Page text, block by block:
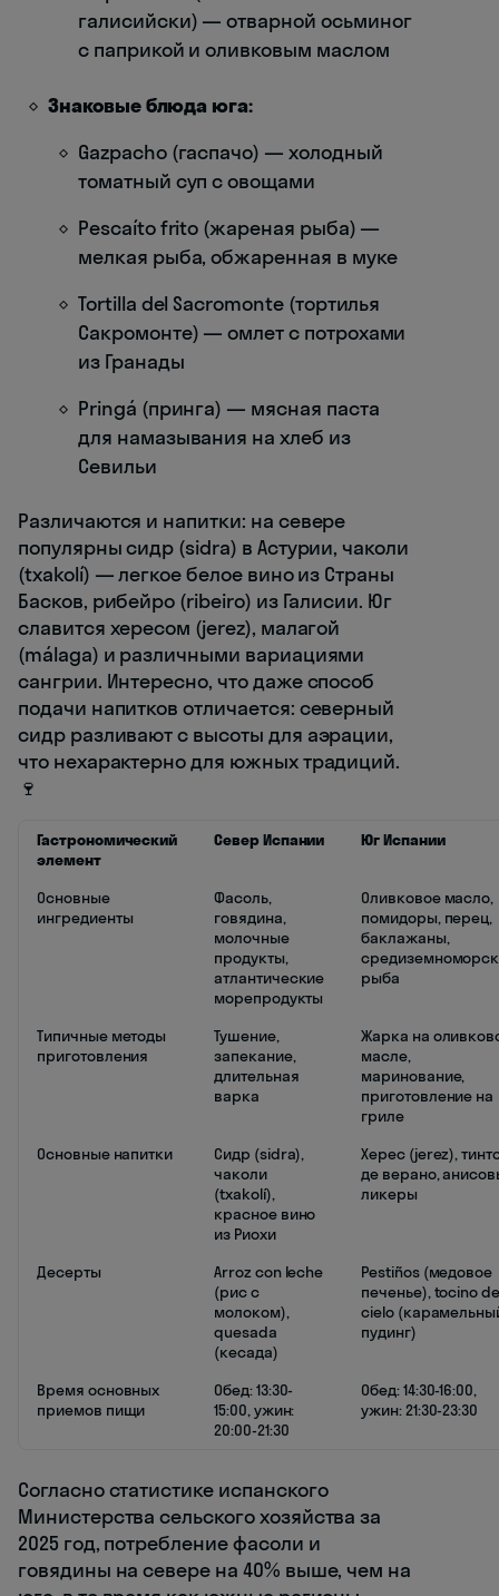
галисийски) — отварной осьминог
с паприкой и оливковым маслом
Знаковые блюда юга:
Gazpacho (гаспачо) — холодный
томатный суп с овощами
Pescaíto frito (жареная рыба) —
мелкая рыба, обжаренная в муке
Tortilla del Sacromonte (тортилья
Сакромонте) — омлет с потрохами
из Гранады
Pringá (принга) — мясная паста
для намазывания на хлеб из
Севильи
Различаются и напитки: на севере
популярны сидр (sidra) в Астурии, чаколи
(txakolí) — легкое белое вино из Страны
Басков, рибейро (ribeiro) из Галисии. Юг
славится хересом (jerez), малагой
(málaga) и различными вариациями
сангрии. Интересно, что даже способ
подачи напитков отличается: северный
сидр разливают с высоты для аэрации,
что нехарактерно для южных традиций.
🍷
Гастрономический
элемент
Север Испании Юг Испании
Основные
ингредиенты
Фасоль,
говядина,
молочные
продукты,
атлантические
морепродукты
Оливковое масло,
помидоры, перец,
баклажаны,
рыба
Типичные методы
приготовления
Тушение,
запекание,
длительная
варка
Жарка на
масле,
маринование,
приготовление на
гриле
Основные напитки
Сидр (sidra),
чаколи
(txakolí),
красное вино
из Риохи
Херес (jerez),
де верано,
ликеры
Десерты
Arroz con leche
(рис с
молоком),
quesada
(кесада)
Pestiños (медовое
печенье), tocino
cielo
пудинг)
Время основных
приемов пищи
Обед: 13:30-
15:00, ужин:
20:00-21:30
Обед: 14:30-16:00,
ужин: 21:30-23:30
Согласно статистике испанского
Министерства сельского хозяйства за
2025 год, потребление фасоли и
говядины на севере на 40% выше, чем на